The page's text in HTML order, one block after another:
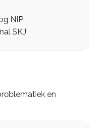
NIP
SKJ
en